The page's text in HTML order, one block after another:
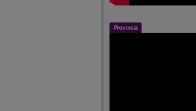
Provincia